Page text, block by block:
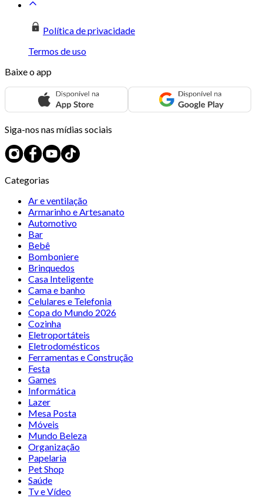
Política de privacidade
Termos de uso
Baixe o app
Siga-nos nas mídias sociais
Categorias
Ar e ventilação
Armarinho e Artesanato
Automotivo
Bar
Bebê
Bomboniere
Brinquedos
Casa Inteligente
Cama e banho
Celulares e Telefonia
Copa do Mundo 2026
Cozinha
Eletroportáteis
Eletrodomésticos
Ferramentas e Construção
Festa
Games
Informática
Lazer
Mesa Posta
Móveis
Mundo Beleza
Organização
Papelaria
Pet Shop
Saúde
Tv e Vídeo